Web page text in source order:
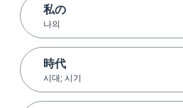
私の
나의
時代
시대; 시기